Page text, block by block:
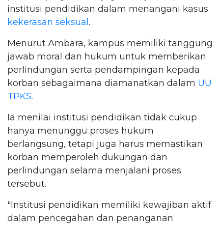
institusi pendidikan dalam menangani kasus
kekerasan seksual.
Menurut Ambara, kampus memiliki tanggung
jawab moral dan hukum untuk memberikan
perlindungan serta pendampingan kepada
korban sebagaimana diamanatkan dalam UU
TPKS.
Ia menilai institusi pendidikan tidak cukup
hanya menunggu proses hukum
berlangsung, tetapi juga harus memastikan
korban memperoleh dukungan dan
perlindungan selama menjalani proses
tersebut.
"Institusi pendidikan memiliki kewajiban aktif
dalam pencegahan dan penanganan